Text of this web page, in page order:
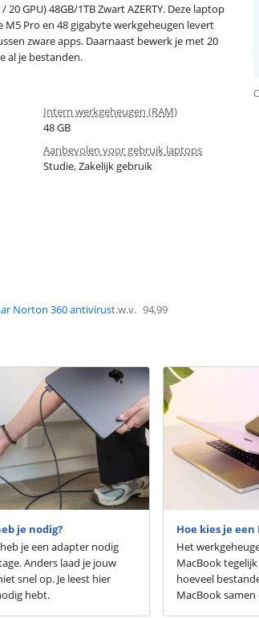
GPU) 48GB/1TB Zwart AZERTY. Deze laptop
Pro en 48 gigabyte werkgeheugen levert
zware apps. Daarnaast bewerk je met 20
al je bestanden.
Intern werkgeheugen (RAM)
48 GB
Aanbevolen voor gebruik laptops
Studie, Zakelijk gebruik
Norton 360 antivirust.w.v. 94,99
je nodig?
je een adapter nodig
Anders laad je jouw
snel op. Je leest hier
hebt.
Hoe kies je een
Het
MacBook
hoeveel
MacBook